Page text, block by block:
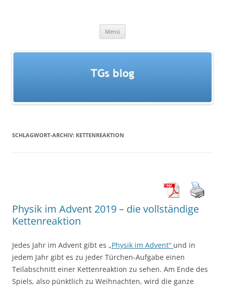
Menü
SCHLAGWORT-ARCHIV: KETTENREAKTION
Physik im Advent 2019 – die vollständige
Kettenreaktion
Jedes Jahr im Advent gibt es „Physik im Advent“ und in
jedem Jahr gibt es zu jeder Türchen-Aufgabe einen
Teilabschnitt einer Kettenreaktion zu sehen. Am Ende des
Spiels, also pünktlich zu Weihnachten, wird die ganze